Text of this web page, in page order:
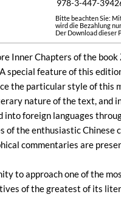
978-3-447-
Bitte beachten Sie:
wird die Bezahlung
Der Download dieser
Chapters of the book
special feature of this
the particular style of this
nature of the text, and
foreign languages
the enthusiastic
commentaries are
to approach one of the
of the greatest of its